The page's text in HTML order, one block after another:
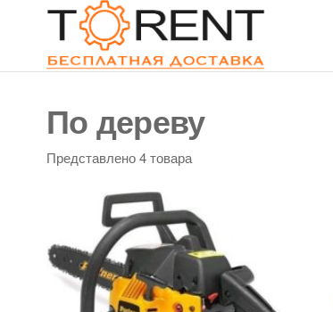
По дереву
Представлено 4 товара